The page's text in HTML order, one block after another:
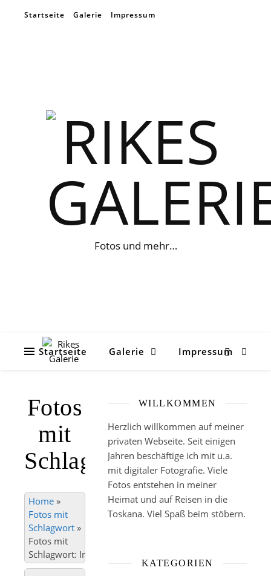
Startseite Galerie Impressum
Fotos und mehr…
Startseite Galerie Impressum
Fotos
mit
Schlagwort
Home »
Fotos mit
Schlagwort »
Fotos mit
Schlagwort: Industriekultur
WILLKOMMEN
Herzlich willkommen auf meiner
privaten Webseite. Seit einigen
Jahren beschäftige ich mit u.a.
mit digitaler Fotografie. Viele
Fotos entstehen in meiner
Heimat und auf Reisen in die
Toskana. Viel Spaß beim stöbern.
KATEGORIEN